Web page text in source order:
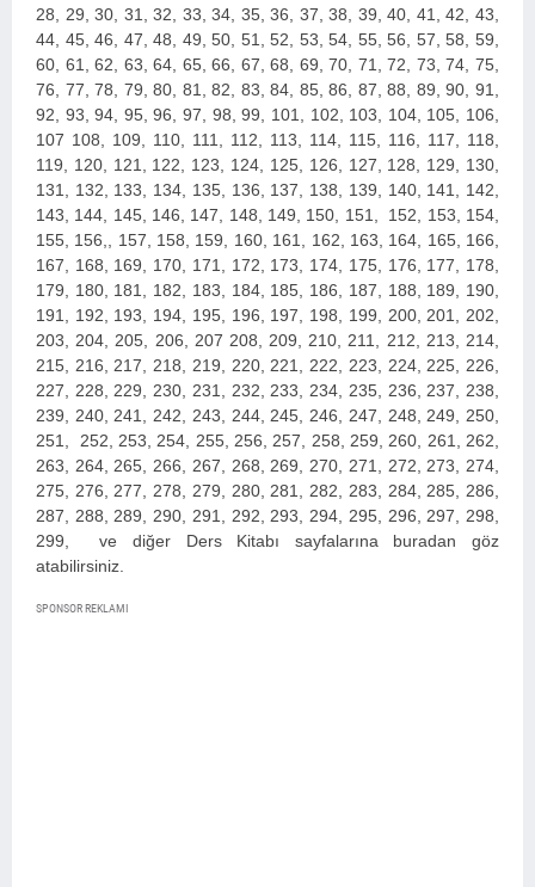
28, 29, 30, 31, 32, 33, 34, 35, 36, 37, 38, 39, 40, 41, 42, 43,
44, 45, 46, 47, 48, 49, 50, 51, 52, 53, 54, 55, 56, 57, 58, 59,
60, 61, 62, 63, 64, 65, 66, 67, 68, 69, 70, 71, 72, 73, 74, 75,
76, 77, 78, 79, 80, 81, 82, 83, 84, 85, 86, 87, 88, 89, 90, 91,
92, 93, 94, 95, 96, 97, 98, 99, 101, 102, 103, 104, 105, 106,
107 108, 109, 110, 111, 112, 113, 114, 115, 116, 117, 118,
119, 120, 121, 122, 123, 124, 125, 126, 127, 128, 129, 130,
131, 132, 133, 134, 135, 136, 137, 138, 139, 140, 141, 142,
143, 144, 145, 146, 147, 148, 149, 150, 151, 152, 153, 154,
155, 156,, 157, 158, 159, 160, 161, 162, 163, 164, 165, 166,
167, 168, 169, 170, 171, 172, 173, 174, 175, 176, 177, 178,
179, 180, 181, 182, 183, 184, 185, 186, 187, 188, 189, 190,
191, 192, 193, 194, 195, 196, 197, 198, 199, 200, 201, 202,
203, 204, 205, 206, 207 208, 209, 210, 211, 212, 213, 214,
215, 216, 217, 218, 219, 220, 221, 222, 223, 224, 225, 226,
227, 228, 229, 230, 231, 232, 233, 234, 235, 236, 237, 238,
239, 240, 241, 242, 243, 244, 245, 246, 247, 248, 249, 250,
251, 252, 253, 254, 255, 256, 257, 258, 259, 260, 261, 262,
263, 264, 265, 266, 267, 268, 269, 270, 271, 272, 273, 274,
275, 276, 277, 278, 279, 280, 281, 282, 283, 284, 285, 286,
287, 288, 289, 290, 291, 292, 293, 294, 295, 296, 297, 298,
299,
ve diğer Ders Kitabı sayfalarına buradan göz
atabilirsiniz.
SPONSOR REKLAMI